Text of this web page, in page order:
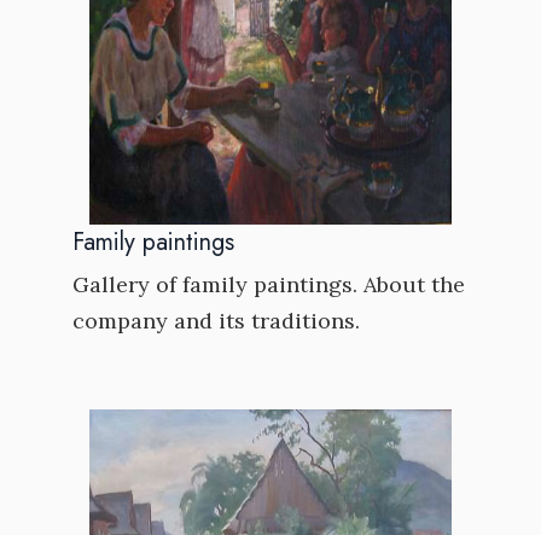
Family paintings
Gallery of family paintings. About the
company and its traditions.